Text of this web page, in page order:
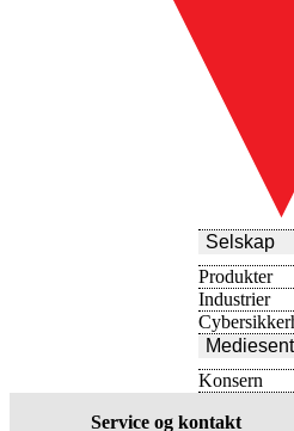
Selskap
Produkter
Industrier
Konsern
Service og kontakt